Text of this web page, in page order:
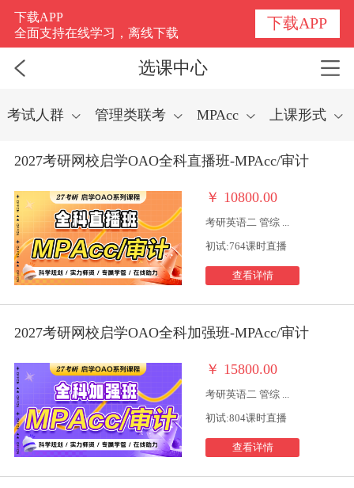
考试人群 管理类联考 MPAcc 上课形式
2027考研网校启学OAO全科直播班-MPAcc/审计
￥ 10800.00
考研英语二 管综 ...
初试:764课时直播
查看详情
2027考研网校启学OAO全科加强班-MPAcc/审计
￥ 15800.00
考研英语二 管综 ...
初试:804课时直播
查看详情
下载APP
全面支持在线学习，离线下载
下载APP
选课中心